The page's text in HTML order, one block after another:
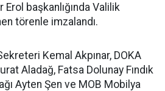
başkanlığında Valilik
törenle imzalandı.
Kemal Akpınar, DOKA
Aladağ, Fatsa Dolunay Fındık
Ayten Şen ve MOB Mobilya